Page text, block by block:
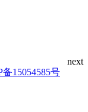
15054585号